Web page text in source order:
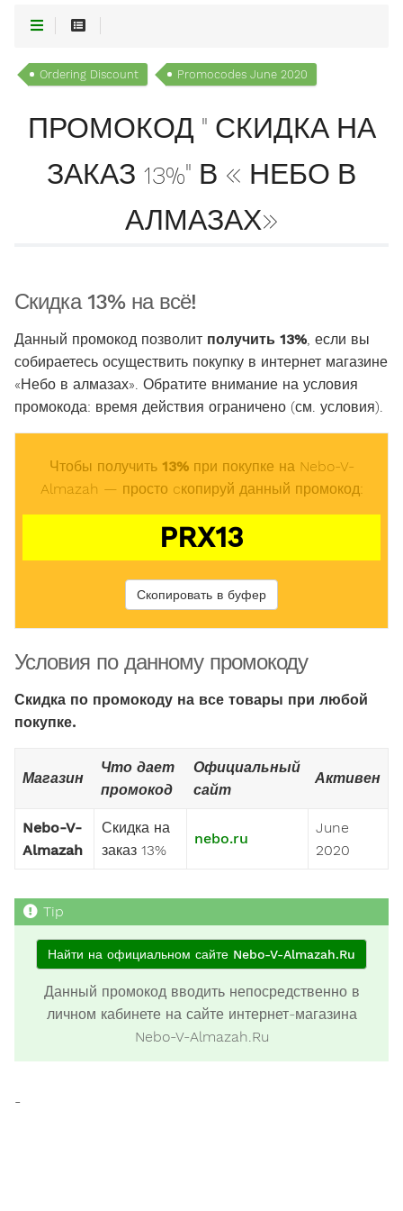
Ordering Discount Promocodes June 2020
ПРОМОКОД " СКИДКА НА
ЗАКАЗ 13%" В « НЕБО В
АЛМАЗАХ»
Скидка 13% на всё!
Данный промокод позволит получить 13% , если вы
собираетесь осуществить покупку в интернет магазине
«Небо в алмазах». Обратите внимание на условия
промокода: время действия ограничено (см. условия).
Чтобы получить 13%при покупке на Nebo-V-
Almazah — просто cкопируй данный промокод:
PRX13
Скопировать в буфер
Условия по данному промокоду
Скидка по промокоду на все товары при любой
покупке.
Магазин
Что дает
промокод
Официальный
сайт
Активен
Nebo-V-
Almazah
Скидка на
заказ 13%
nebo.ru
June
2020
Найти на официальном сайте Nebo-V-Almazah.Ru
Данный промокод вводить непосредственно в
личном кабинете на сайте интернет-магазина
Nebo-V-Almazah.Ru
-